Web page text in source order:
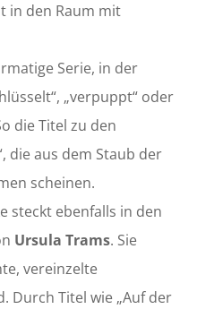
in den Raum mit
Serie, in der
„verpuppt“ oder
die Titel zu den
die aus dem Staub der
scheinen.
steckt ebenfalls in den
Ursula Trams. Sie
vereinzelte
Durch Titel wie „Auf der